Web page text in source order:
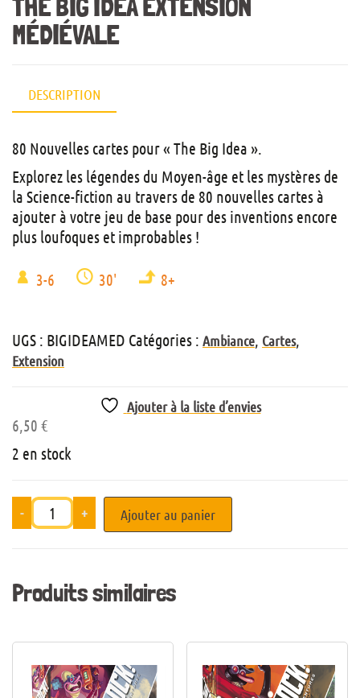
MÉDIÉVALE
DESCRIPTION
80 Nouvelles cartes pour « The Big Idea ».
Explorez les légendes du Moyen-âge et les mystères de
la Science-fiction au travers de 80 nouvelles cartes à
ajouter à votre jeu de base pour des inventions encore
plus loufoques et improbables !
3-6 30' 8+
UGS : BIGIDEAMED Catégories : Ambiance, Cartes,
Extension
Ajouter à la liste d’envies
6,50 €
2 en stock
- + Ajouter au panier
Produits similaires